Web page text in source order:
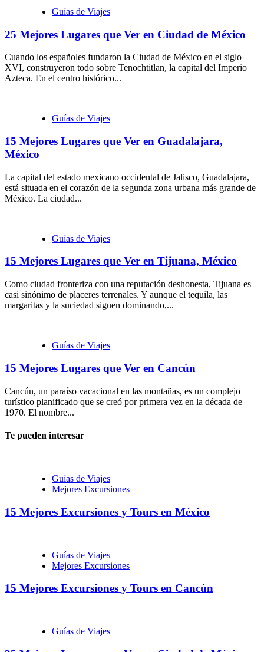
Guías de Viajes
25 Mejores Lugares que Ver en Ciudad de México
Cuando los españoles fundaron la Ciudad de México en el siglo
XVI, construyeron todo sobre Tenochtitlan, la capital del Imperio
Azteca. En el centro histórico...
Guías de Viajes
15 Mejores Lugares que Ver en Guadalajara,
México
La capital del estado mexicano occidental de Jalisco, Guadalajara,
está situada en el corazón de la segunda zona urbana más grande de
México. La ciudad...
Guías de Viajes
15 Mejores Lugares que Ver en Tijuana, México
Como ciudad fronteriza con una reputación deshonesta, Tijuana es
casi sinónimo de placeres terrenales. Y aunque el tequila, las
margaritas y la suciedad siguen dominando,...
Guías de Viajes
15 Mejores Lugares que Ver en Cancún
Cancún, un paraíso vacacional en las montañas, es un complejo
turístico planificado que se creó por primera vez en la década de
1970. El nombre...
Te pueden interesar
Guías de Viajes
Mejores Excursiones
15 Mejores Excursiones y Tours en México
Guías de Viajes
Mejores Excursiones
15 Mejores Excursiones y Tours en Cancún
Guías de Viajes